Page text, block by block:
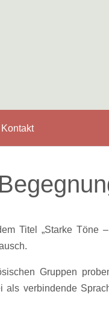
Kontakt
Titel „Starke Töne
Gruppen
als verbindende